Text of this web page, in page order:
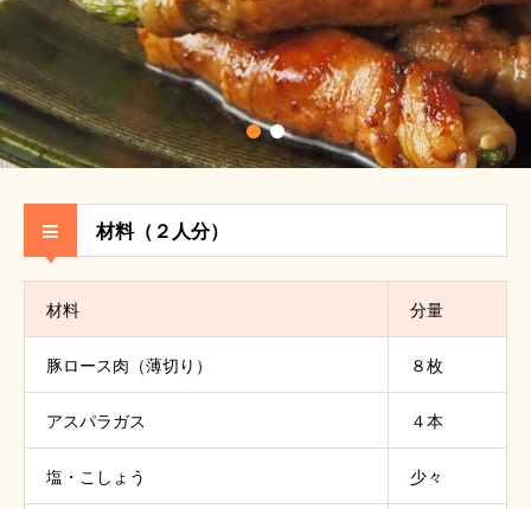
材料（２人分）
材料 分量
豚ロース肉（薄切り） ８枚
アスパラガス ４本
塩・こしょう 少々